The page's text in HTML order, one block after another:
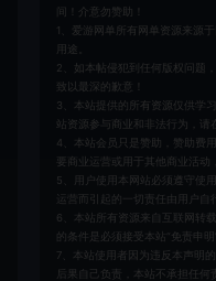
间！介意勿赞助！
1、爱游网单所有网单资源来源
用途。
2、如本帖侵犯到任何版权问题
致以最深的歉意！
3、本站提供的所有资源仅供学
站资源参与商业和非法行为，请
4、本站会员只是赞助，赞助费
要商业运营或用于其他商业活动
5、用户使用本网站必须遵守使
运营而引起的一切责任由用户自
6、本站所有资源来自互联网转
的条件是必须接受本站“免责申
7、本站使用者因为违反本声明
后果自己负责，本站不承担任何